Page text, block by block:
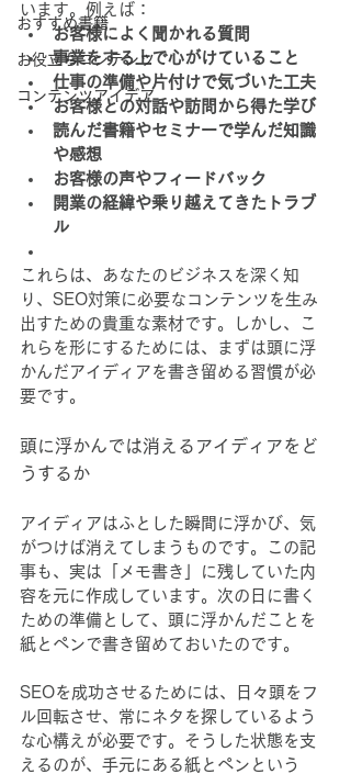
おすすめ書籍
お役立ちコンテンツ
コンテンツアイデア
います。例えば：
お客様によく聞かれる質問
事業をする上で心がけていること
仕事の準備や片付けで気づいた工夫
お客様との対話や訪問から得た学び
読んだ書籍やセミナーで学んだ知識
や感想
お客様の声やフィードバック
開業の経緯や乗り越えてきたトラブ
ル
これらは、あなたのビジネスを深く知
り、SEO対策に必要なコンテンツを生み
出すための貴重な素材です。しかし、こ
れらを形にするためには、まずは頭に浮
かんだアイディアを書き留める習慣が必
要です。
頭に浮かんでは消えるアイディアをど
うするか
アイディアはふとした瞬間に浮かび、気
がつけば消えてしまうものです。この記
事も、実は「メモ書き」に残していた内
容を元に作成しています。次の日に書く
ための準備として、頭に浮かんだことを
紙とペンで書き留めておいたのです。
SEOを成功させるためには、日々頭をフ
ル回転させ、常にネタを探しているよう
な心構えが必要です。そうした状態を支
えるのが、手元にある紙とペンという